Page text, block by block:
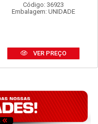
Código: 36923
Embalagem: UNIDADE
VER PREÇO